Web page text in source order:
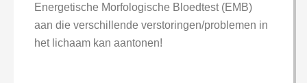
Energetische Morfologische Bloedtest (EMB)
aan die verschillende verstoringen/problemen in
het lichaam kan aantonen!